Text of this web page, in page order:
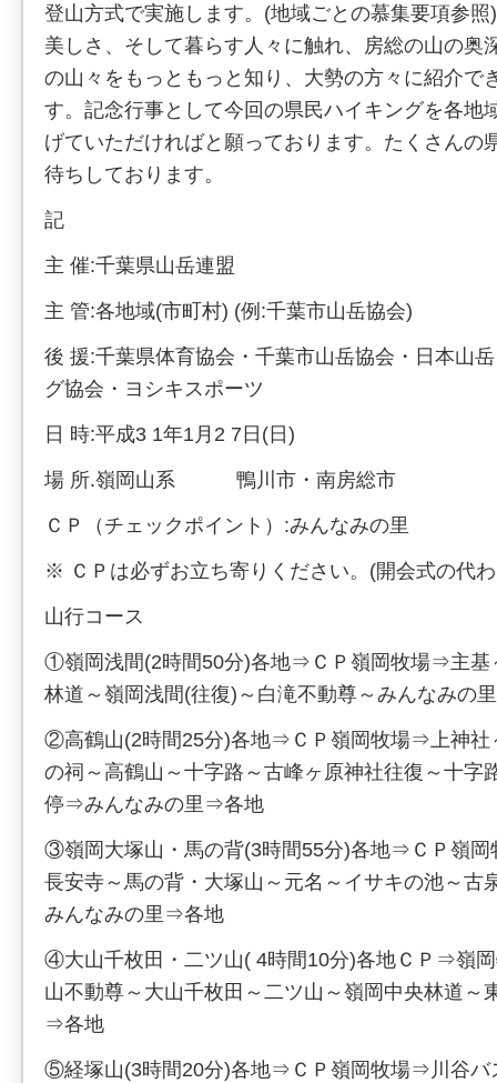
登山方式で実施します。(地域ごとの慕集要項参
美しさ、そして暮らす人々に触れ、房総の山の奥
の山々をもっともっと知り、大勢の方々に紹介で
す。記念行事として今回の県民ハイキングを各地
げていただければと願っております。たくさんの
待ちしております。
記
主 催:千葉県山岳連盟
主 管:各地域(市町村) (例:千葉市山岳協会)
後 援:千葉県体育協会・千葉市山岳協会・日本山
グ協会・ヨシキスポーツ
日 時:平成3 1年1月2 7日(日)
場 所.嶺岡山系 鴨川市・南房総市
ＣＰ（チェックポイント）:みんなみの里
※ ＣＰは必ずお立ち寄りください。(開会式の代
山行コース
①嶺岡浅間(2時間50分)各地⇒ＣＰ嶺岡牧場⇒主基
林道～嶺岡浅間(往復)～白滝不動尊～みんなみの
②高鶴山(2時間25分)各地⇒ＣＰ嶺岡牧場⇒上神社
の祠～高鶴山～十字路～古峰ヶ原神社往復～十字
停⇒みんなみの里⇒各地
③嶺岡大塚山・馬の背(3時間55分)各地⇒ＣＰ嶺
長安寺～馬の背・大塚山～元名～イサキの池～
みんなみの里⇒各地
④大山千枚田・二ツ山( 4時間10分)各地ＣＰ⇒嶺
山不動尊～大山千枚田～二ツ山～嶺岡中央林道
⇒各地
⑤経塚山(3時間20分)各地⇒ＣＰ嶺岡牧場⇒川谷